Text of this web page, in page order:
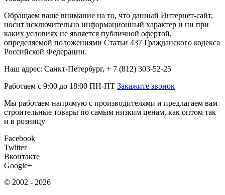
Обращаем ваше внимание на то, что данный Интернет-сайт,
носит исключительно информационный характер и ни при
каких условиях не является публичной офертой,
определяемой положениями Статьи 437 Гражданского кодекса
Российской Федерации.
Наш адрес: Санкт-Петербург, + 7 (812) 303-52-25
Работаем с 9:00 до 18:00 ПН-ПТ Закажите звонок
Мы работаем напрямую с производителями и предлагаем вам
строительные товары по самым низким ценам, как оптом так
и в розницу
Facebook
Twitter
Вконтакте
Google+
© 2002 - 2026